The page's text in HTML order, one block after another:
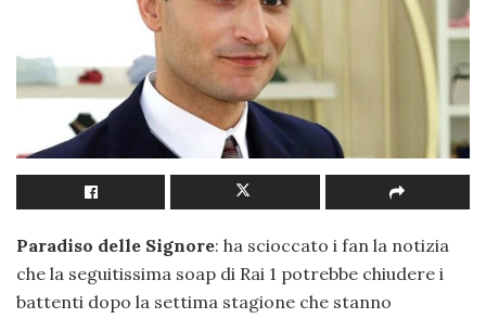
Paradiso delle Signore: ha scioccato i fan la notizia
che la seguitissima soap di Rai 1 potrebbe chiudere i
battenti dopo la settima stagione che stanno